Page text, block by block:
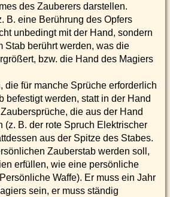
des Zauberers darstellen.
B. eine Berührung des Opfers
unbedingt mit der Hand, sondern
Stab berührt werden, was die
bzw. die Hand des Magiers
die für manche Sprüche erforderlich
befestigt werden, statt in der Hand
die aus der Hand
(z. B. der rote Spruch Elektrischer
aus der Spitze des Stabes.
Zauberstab werden soll,
erfüllen, wie eine persönliche
Waffe). Er muss ein Jahr
sein, er muss ständig